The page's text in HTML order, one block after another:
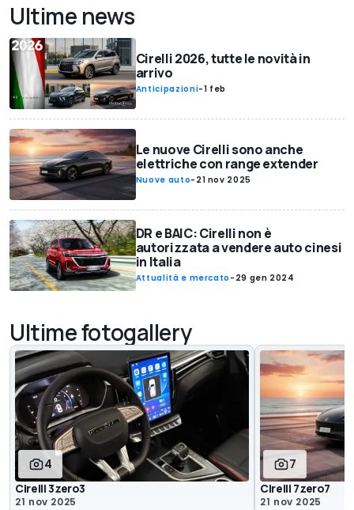
Ultime news
Cirelli 2026, tutte le novità in
arrivo
Anticipazioni-1 feb
Le nuove Cirelli sono anche
elettriche con range extender
Nuove auto- 21 nov 2025
DR e BAIC: Cirelli non è
autorizzata a vendere auto cinesi
in Italia
Attualità e mercato - 29 gen 2024
Ultime fotogallery
4
Cirelli 3zero3
21 nov 2025
7
Cirelli 7zero7
21 nov 2025